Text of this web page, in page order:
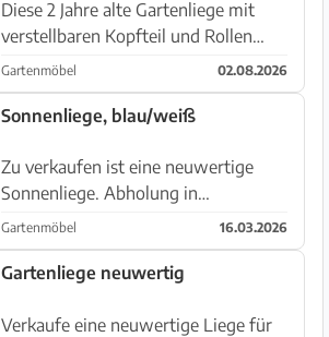
Diese 2 Jahre alte Gartenliege mit
verstellbaren Kopfteil und Rollen
zum einfachen nachrücken in die
Sonne ist super bequem für die
Siesta ☀️ Die Liege ist in einem sehr
Gartenmöbel 02.08.2026
Sonnenliege, blau/weiß
Zu verkaufen ist eine neuwertige
Sonnenliege. Abholung in
Portocolom.
Gartenmöbel 16.03.2026
Gartenliege neuwertig
Verkaufe eine neuwertige Liege für